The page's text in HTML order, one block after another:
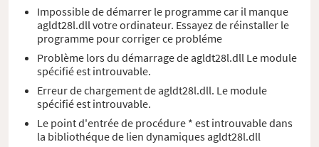
Impossible de démarrer le programme car il manque
agldt28l.dll votre ordinateur. Essayez de réinstaller le
programme pour corriger ce probléme
Problème lors du démarrage de agldt28l.dll Le module
spécifié est introuvable.
Erreur de chargement de agldt28l.dll. Le module
spécifié est introuvable.
Le point d'entrée de procédure * est introuvable dans
la bibliothéque de lien dynamiques agldt28l.dll